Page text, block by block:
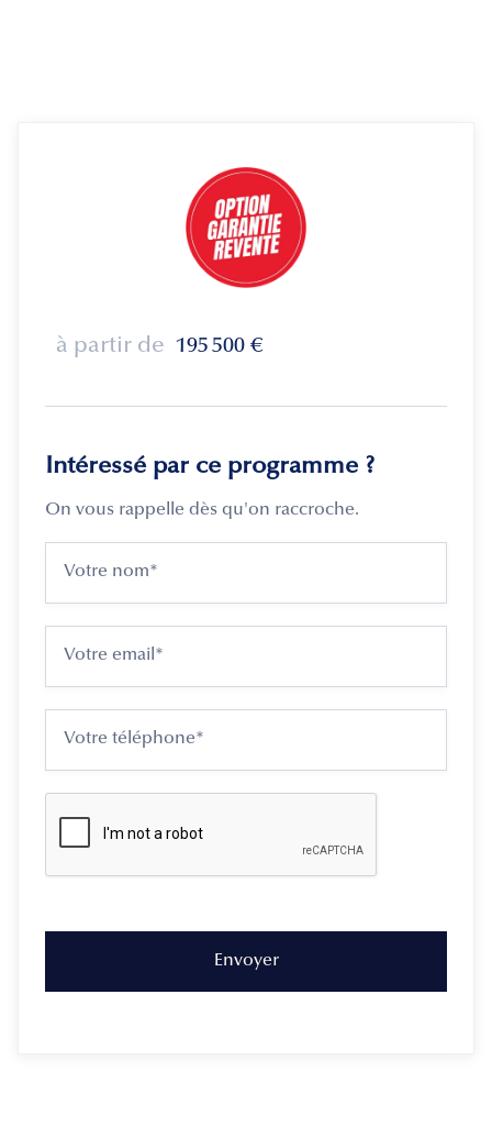
à partir de 195 500 €
Intéressé par ce programme ?
On vous rappelle dès qu'on raccroche.